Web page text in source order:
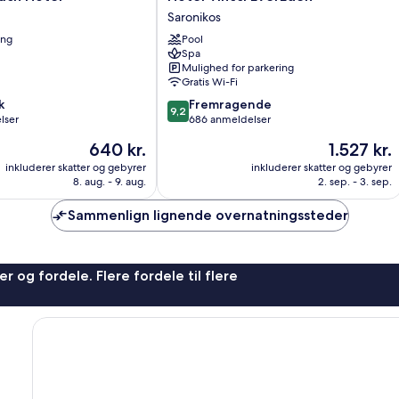
Prisen
er
640 kr.
640 kr.
inkluderer skatter og gebyrer
8. aug. - 9. aug.
Vincci
EverEden
Saronikos
Saronikos
Pool
Spa
Mulighed for parkering
Gratis Wi-Fi
9.2
ud
anmeldelser
9,2 Fremragende
686 anmeldelser
Prisen
er
1.527 kr.
1.527 kr.
inkluderer skatter og gebyrer
2. sep. - 3. sep.
Sammenlign lignende overnatningssteder
og fordele. Flere fordele til flere